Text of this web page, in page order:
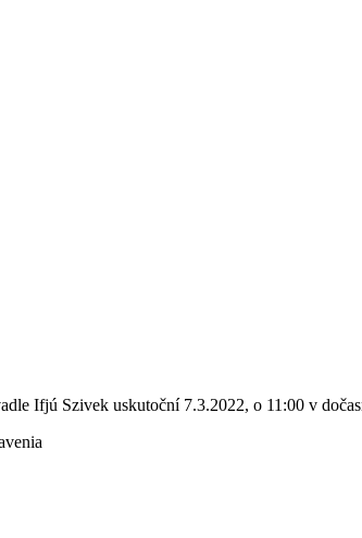
Ifjú Szivek uskutoční 7.3.2022, o 11:00 v